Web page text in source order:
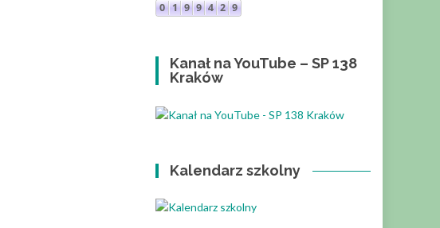
Kanał na YouTube – SP 138
Kraków
Kalendarz szkolny